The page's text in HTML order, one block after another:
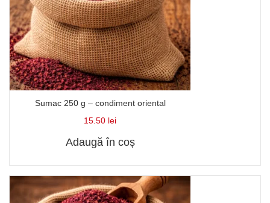
Sumac 250 g – condiment oriental
15.50 lei
Adaugă în coș